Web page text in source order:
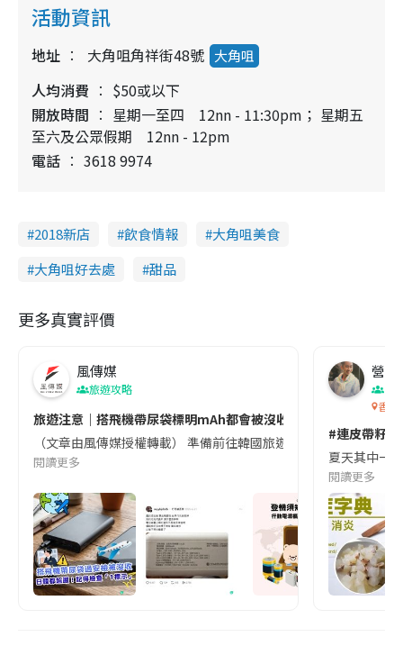
活動資訊
地址 大角咀角祥街48號 大角咀
人均消費
$50或以下
開放時間
星期一至四 12nn - 11:30pm； 星期五
至六及公眾假期 12nn - 12pm
電話
3618 9974
2018新店 飲食情報
大角咀美食
大角咀好去處
甜品
更多真實評價
風傳媒
旅遊攻略
旅遊注意｜搭飛機帶尿袋標明mAh都會被沒收😱出發前切記檢查
（文章由風傳媒授權轉載） 準備前往韓國旅遊的民眾，近期要
閱讀更多
營養
香港
#連皮帶籽
夏天其中一
閱讀更多